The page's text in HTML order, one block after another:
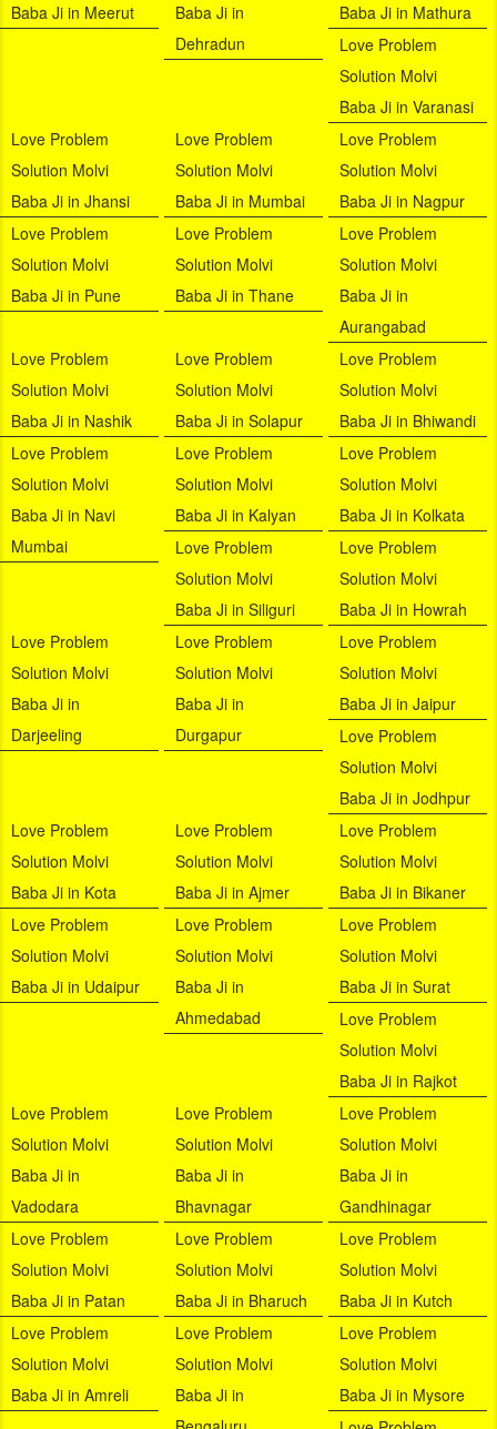
Baba Ji in Meerut
Baba Ji in
Dehradun
Baba Ji in Mathura
Love Problem
Solution Molvi
Baba Ji in Varanasi
Love Problem
Solution Molvi
Baba Ji in Jhansi
Love Problem
Solution Molvi
Baba Ji in Mumbai
Love Problem
Solution Molvi
Baba Ji in Nagpur
Love Problem
Solution Molvi
Baba Ji in Pune
Love Problem
Solution Molvi
Baba Ji in Thane
Love Problem
Solution Molvi
Baba Ji in
Aurangabad
Love Problem
Solution Molvi
Baba Ji in Nashik
Love Problem
Solution Molvi
Baba Ji in Solapur
Love Problem
Solution Molvi
Baba Ji in Bhiwandi
Love Problem
Solution Molvi
Baba Ji in Navi
Mumbai
Love Problem
Solution Molvi
Baba Ji in Kalyan
Love Problem
Solution Molvi
Baba Ji in Kolkata
Love Problem
Solution Molvi
Baba Ji in Siliguri
Love Problem
Solution Molvi
Baba Ji in Howrah
Love Problem
Solution Molvi
Baba Ji in
Darjeeling
Love Problem
Solution Molvi
Baba Ji in
Durgapur
Love Problem
Solution Molvi
Baba Ji in Jaipur
Love Problem
Solution Molvi
Baba Ji in Jodhpur
Love Problem
Solution Molvi
Baba Ji in Kota
Love Problem
Solution Molvi
Baba Ji in Ajmer
Love Problem
Solution Molvi
Baba Ji in Bikaner
Love Problem
Solution Molvi
Baba Ji in Udaipur
Love Problem
Solution Molvi
Baba Ji in
Ahmedabad
Love Problem
Solution Molvi
Baba Ji in Surat
Love Problem
Solution Molvi
Baba Ji in Rajkot
Love Problem
Solution Molvi
Baba Ji in
Vadodara
Love Problem
Solution Molvi
Baba Ji in
Bhavnagar
Love Problem
Solution Molvi
Baba Ji in
Gandhinagar
Love Problem
Solution Molvi
Baba Ji in Patan
Love Problem
Solution Molvi
Baba Ji in Bharuch
Love Problem
Solution Molvi
Baba Ji in Kutch
Love Problem
Solution Molvi
Baba Ji in Amreli
Love Problem
Solution Molvi
Baba Ji in
Love Problem
Solution Molvi
Baba Ji in Mysore